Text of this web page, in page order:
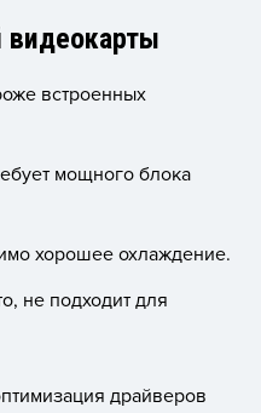
встроенных
мощного блока
хорошее охлаждение.
не подходит для
драйверов